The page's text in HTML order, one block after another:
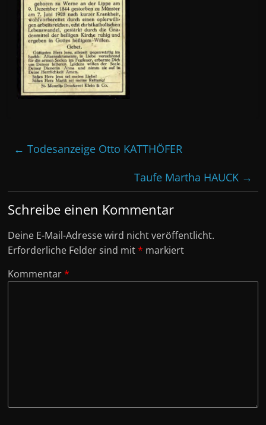
← Todesanzeige Otto KATTHÖFER
Taufe Martha HAUCK →
Schreibe einen Kommentar
Deine E-Mail-Adresse wird nicht veröffentlicht.
Erforderliche Felder sind mit* markiert
Kommentar*